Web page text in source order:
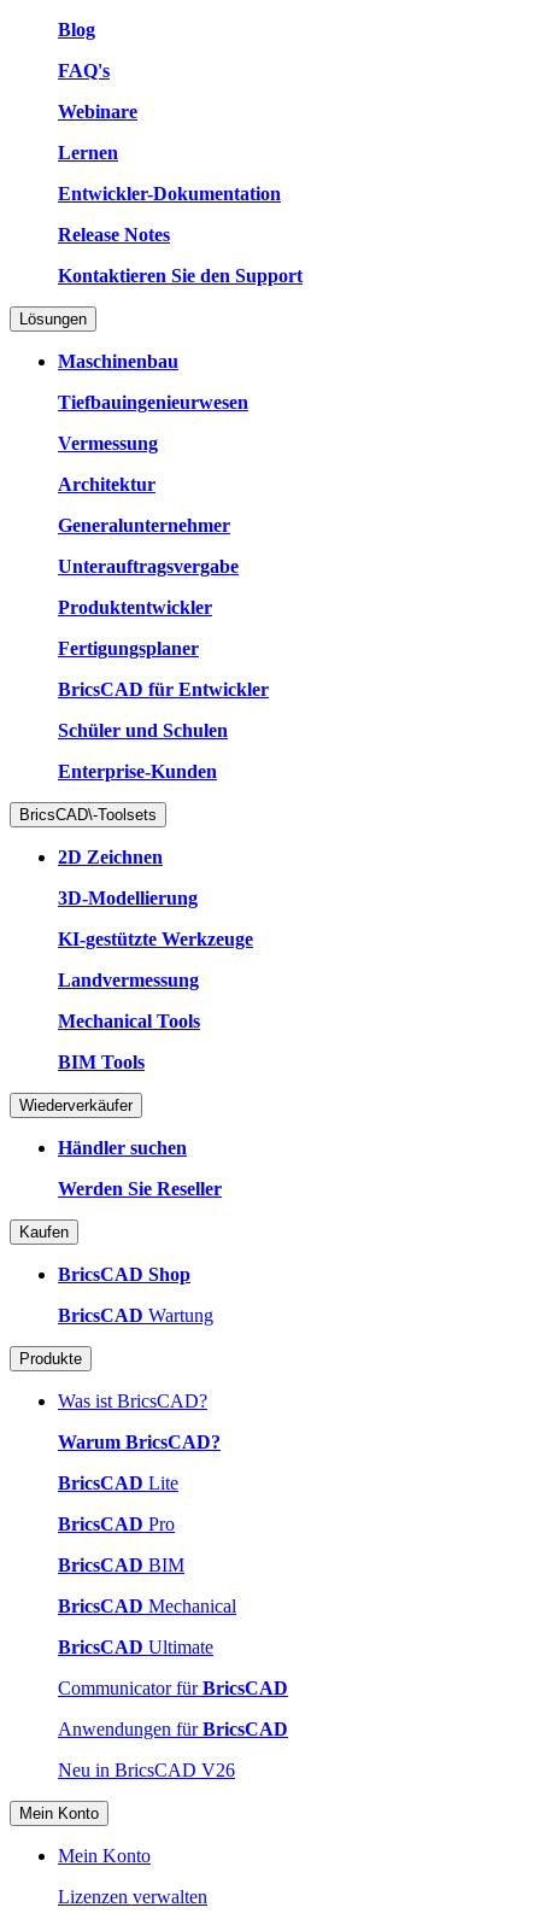
Blog
FAQ's
Webinare
Lernen
Entwickler-Dokumentation
Release Notes
Kontaktieren Sie den Support
Lösungen
Maschinenbau
Tiefbauingenieurwesen
Vermessung
Architektur
Generalunternehmer
Unterauftragsvergabe
Produktentwickler
Fertigungsplaner
BricsCAD für Entwickler
Schüler und Schulen
Enterprise-Kunden
BricsCAD\-Toolsets
2D Zeichnen
3D-Modellierung
KI-gestützte Werkzeuge
Landvermessung
Mechanical Tools
BIM Tools
Wiederverkäufer
Händler suchen
Werden Sie Reseller
Kaufen
BricsCAD Shop
BricsCAD Wartung
Produkte
Was ist BricsCAD?
Warum BricsCAD?
BricsCAD Lite
BricsCAD Pro
BricsCAD BIM
BricsCAD Mechanical
BricsCAD Ultimate
Communicator fürBricsCAD
Anwendungen fürBricsCAD
Neu in BricsCAD V26
Mein Konto
Mein Konto
Lizenzen verwalten